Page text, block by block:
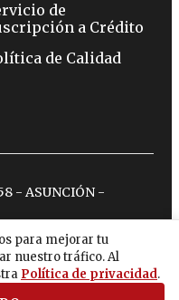
para mejorar tu
nuestro tráfico. Al
Política de privacidad.
de
a Crédito
de Calidad
- ASUNCIÓN -
spotify